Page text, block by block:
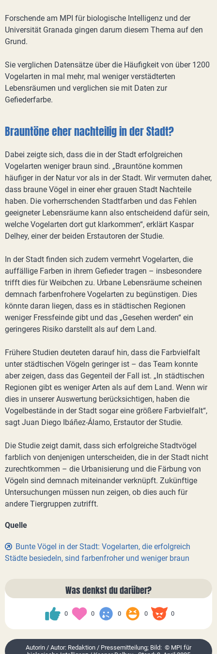
Forschende am MPI für biologische Intelligenz und der
Universität Granada gingen darum diesem Thema auf den
Grund.
Sie verglichen Datensätze über die Häufigkeit von über 1200
Vogelarten in mal mehr, mal weniger verstädterten
Lebensräumen und verglichen sie mit Daten zur
Gefiederfarbe.
Brauntöne eher nachteilig in der Stadt?
Dabei zeigte sich, dass die in der Stadt erfolgreichen
Vogelarten weniger braun sind. „Brauntöne kommen
häufiger in der Natur vor als in der Stadt. Wir vermuten daher,
dass braune Vögel in einer eher grauen Stadt Nachteile
haben. Die vorherrschenden Stadtfarben und das Fehlen
geeigneter Lebensräume kann also entscheidend dafür sein,
welche Vogelarten dort gut klarkommen“, erklärt Kaspar
Delhey, einer der beiden Erstautoren der Studie.
In der Stadt finden sich zudem vermehrt Vogelarten, die
auffällige Farben in ihrem Gefieder tragen – insbesondere
trifft dies für Weibchen zu. Urbane Lebensräume scheinen
demnach farbenfrohere Vogelarten zu begünstigen. Dies
könnte daran liegen, dass es in städtischen Regionen
weniger Fressfeinde gibt und das „Gesehen werden“ ein
geringeres Risiko darstellt als auf dem Land.
Frühere Studien deuteten darauf hin, dass die Farbvielfalt
unter städtischen Vögeln geringer ist – das Team konnte
aber zeigen, dass das Gegenteil der Fall ist. „In städtischen
Regionen gibt es weniger Arten als auf dem Land. Wenn wir
dies in unserer Auswertung berücksichtigen, haben die
Vogelbestände in der Stadt sogar eine größere Farbvielfalt“,
sagt Juan Diego Ibáñez-Álamo, Erstautor der Studie.
Die Studie zeigt damit, dass sich erfolgreiche Stadtvögel
farblich von denjenigen unterscheiden, die in der Stadt nicht
zurechtkommen – die Urbanisierung und die Färbung von
Vögeln sind demnach miteinander verknüpft. Zukünftige
Untersuchungen müssen nun zeigen, ob dies auch für
andere Tiergruppen zutrifft.
Quelle
Bunte Vögel in der Stadt: Vogelarten, die erfolgreich
Städte besiedeln, sind farbenfroher und weniger braun
Was denkst du darüber?
0 0 0 0 0
Autorin / Autor: Redaktion / Pressemitteilung; Bild: © MPI für